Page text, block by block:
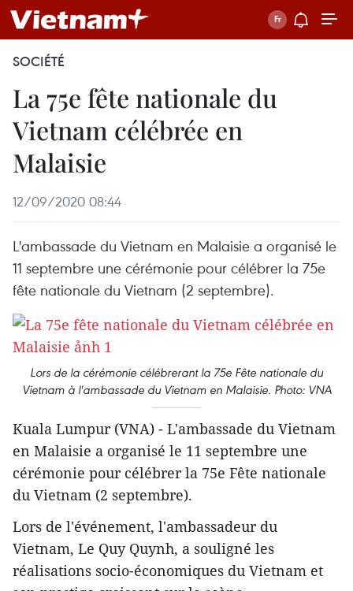
SOCIÉTÉ
La 75e fête nationale du
Vietnam célébrée en
Malaisie
12/09/2020 08:44
L'ambassade du Vietnam en Malaisie a organisé le
11 septembre une cérémonie pour célébrer la 75e
fête nationale du Vietnam (2 septembre).
Lors de la cérémonie célébrerant la 75e Fête nationale du
Vietnam à l'ambassade du Vietnam en Malaisie. Photo: VNA
Kuala Lumpur (VNA) - L'ambassade du Vietnam
en Malaisie a organisé le 11 septembre une
cérémonie pour célébrer la 75e Fête nationale
du Vietnam (2 septembre).
Lors de l'événement, l'ambassadeur du
Vietnam, Le Quy Quynh, a souligné les
réalisations socio-économiques du Vietnam et